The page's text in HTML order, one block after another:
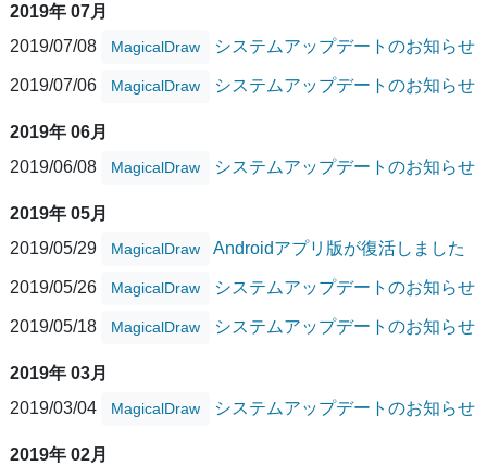
2019年 07月
2019/07/08
MagicalDraw システムアップデートのお知らせ
2019/07/06 MagicalDraw システムアップデートのお知らせ
2019年 06月
2019/06/08
MagicalDraw システムアップデートのお知らせ
2019年 05月
2019/05/29
MagicalDraw Androidアプリ版が復活しました
2019/05/26 MagicalDraw システムアップデートのお知らせ
2019/05/18 MagicalDraw システムアップデートのお知らせ
2019年 03月
2019/03/04
MagicalDraw システムアップデートのお知らせ
2019年 02月